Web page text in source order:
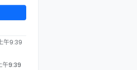
午9:39
午9:39